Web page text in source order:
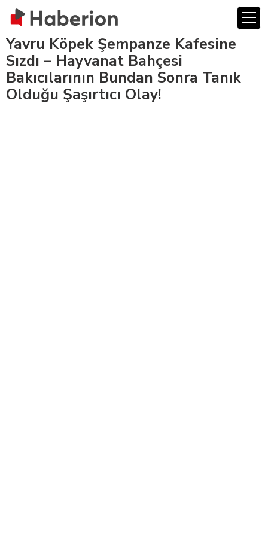
Yavru Köpek Şempanze Kafesine
Sızdı – Hayvanat Bahçesi
Bakıcılarının Bundan Sonra Tanık
Olduğu Şaşırtıcı Olay!